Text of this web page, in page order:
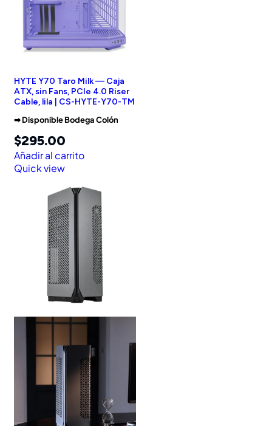
HYTE Y70 Taro Milk — Caja
ATX, sin Fans, PCIe 4.0 Riser
Cable, lila | CS-HYTE-Y70-TM
➡︎ Disponible Bodega Colón
$295.00
Añadir al carrito
Quick view